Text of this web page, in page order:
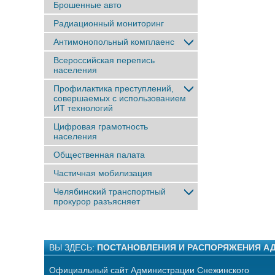
Брошенные авто
Радиационный мониторинг
Антимонопольный комплаенс
Всероссийская перепись
населения
Профилактика преступлений,
совершаемых с использованием
ИТ технологий
Цифровая грамотность
населения
Общественная палата
Частичная мобилизация
Челябинский транспортный
прокурор разъясняет
ВЫ ЗДЕСЬ: ПОСТАНОВЛЕНИЯ И РАСПОРЯЖЕНИЯ
Официальный сайт Администрации Снежинского